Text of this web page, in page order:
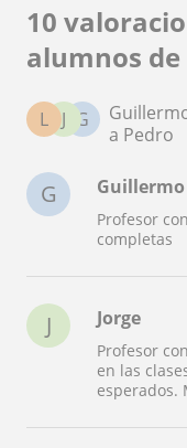
10
alumnos de
G
J
L
a Pedro
G Guillermo
Profesor
completas
J Jorge
Profesor
en las
esperados.